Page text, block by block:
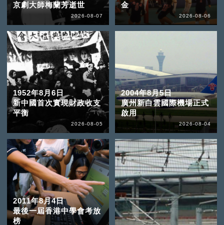
京劇大師梅蘭芳逝世
2026-08-07
金
2026-08-06
1952年8月6日
新中國首次實現財政收支
平衡
2026-08-05
2004年8月5日
廣州新白雲國際機場正式
啟用
2026-08-04
2011年8月4日
最後一屆香港中學會考放
榜